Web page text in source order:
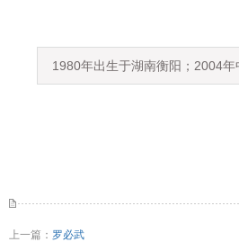
1980年出生于湖南衡阳；2004年
上一篇： 罗必武